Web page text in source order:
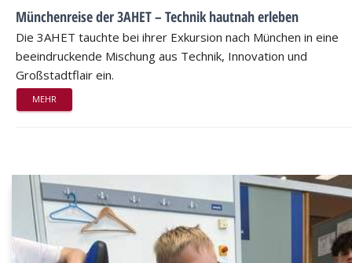
Münchenreise der 3AHET – Technik hautnah erleben
Die 3AHET tauchte bei ihrer Exkursion nach München in eine
beeindruckende Mischung aus Technik, Innovation und
Großstadtflair ein.
MEHR